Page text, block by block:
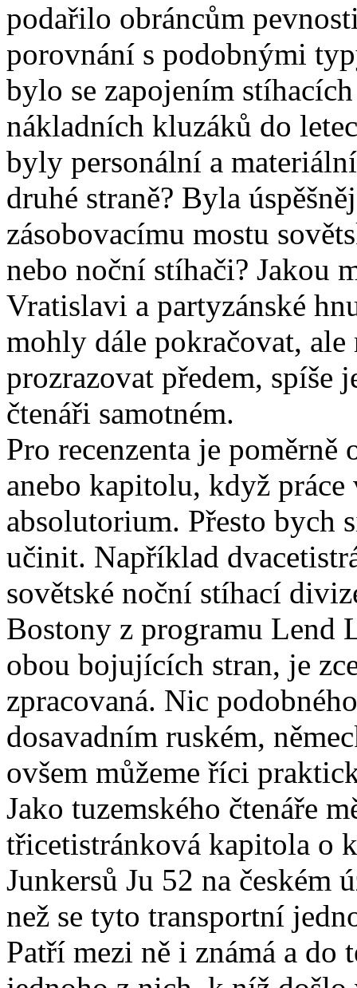
podařilo obráncům
porovnání s podobnými
bylo se zapojením
nákladních kluzáků do
byly personální a
druhé straně? Byla
zásobovacímu mostu
nebo noční stíhači? Jakou
Vratislavi a partyzánské
mohly dále pokračovat, ale
prozrazovat předem, spíše
čtenáři samotném.
Pro recenzenta je
anebo kapitolu, když
absolutorium. Přesto bych
učinit. Například
sovětské noční stíhací
Bostony z programu Lend
obou bojujících stran, je
zpracovaná. Nic
dosavadním ruském,
ovšem můžeme říci
Jako tuzemského čtenáře
třicetistránková kapitola o
Junkersů Ju 52 na českém
než se tyto transportní
Patří mezi ně i známá a do